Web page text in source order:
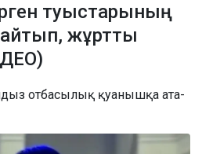
туыстарының
жұртты
отбасылық қуанышқа ата-